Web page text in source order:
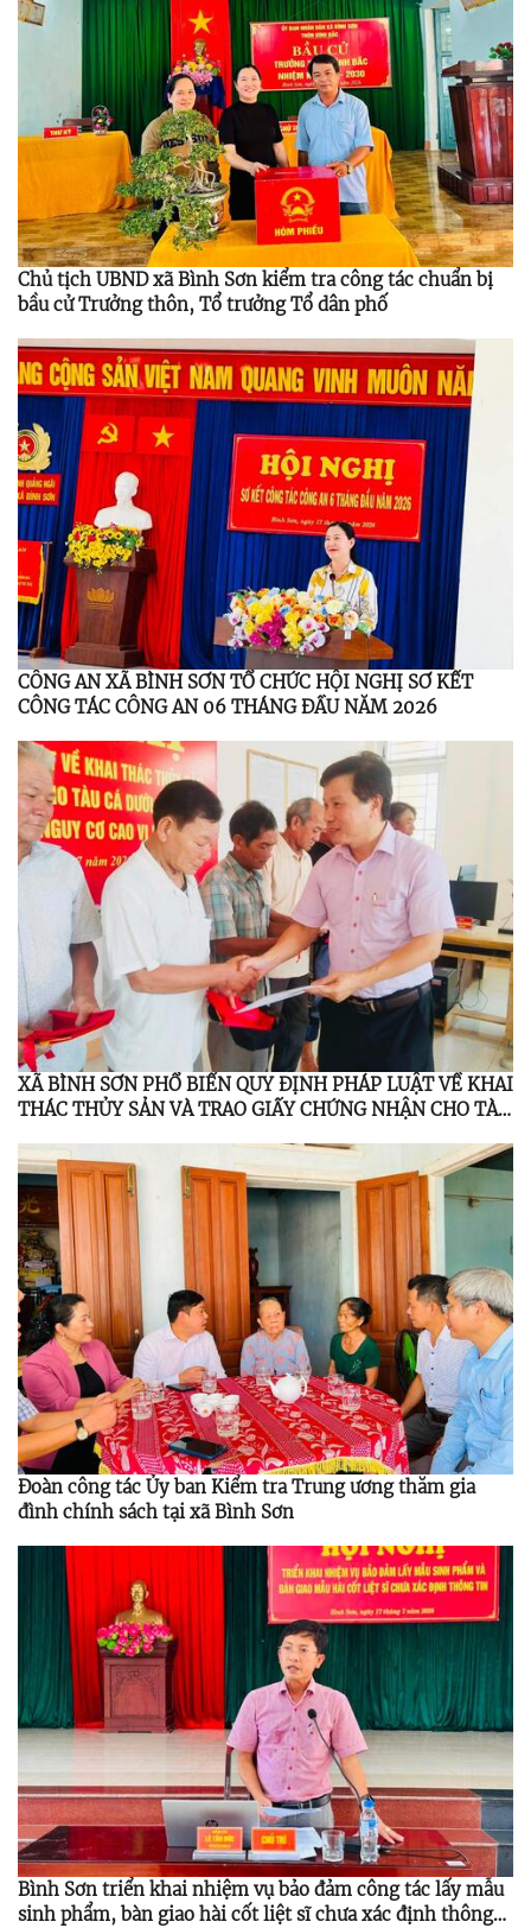
Chủ tịch UBND xã Bình Sơn kiểm tra công tác chuẩn bị
bầu cử Trưởng thôn, Tổ trưởng Tổ dân phố
CÔNG AN XÃ BÌNH SƠN TỔ CHỨC HỘI NGHỊ SƠ KẾT
CÔNG TÁC CÔNG AN 06 THÁNG ĐẦU NĂM 2026
XÃ BÌNH SƠN PHỔ BIẾN QUY ĐỊNH PHÁP LUẬT VỀ KHAI
THÁC THỦY SẢN VÀ TRAO GIẤY CHỨNG NHẬN CHO TÀU
Đoàn công tác Ủy ban Kiểm tra Trung ương thăm gia
đình chính sách tại xã Bình Sơn
Bình Sơn triển khai nhiệm vụ bảo đảm công tác lấy mẫu
sinh phẩm, bàn giao hài cốt liệt sĩ chưa xác định thông